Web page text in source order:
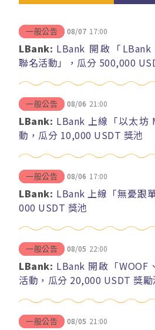
一般公告 08/07 17:00
LBank: LBank 開啟「
聯名活動」，瓜分 500,000
一般公告 08/06 21:00
LBank: LBank 上線「以太坊
動，瓜分 10,000 USDT 獎池
一般公告 08/06 17:00
LBank: LBank 上線「無憂跟
000 USDT 獎池
一般公告 08/05 22:00
LBank: LBank 開啟「WOOF
活動，瓜分 20,000 USDT 獎勵
一般公告 08/05 21:00